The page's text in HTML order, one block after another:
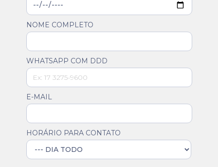
NOME COMPLETO
WHATSAPP COM DDD
E-MAIL
HORÁRIO PARA CONTATO